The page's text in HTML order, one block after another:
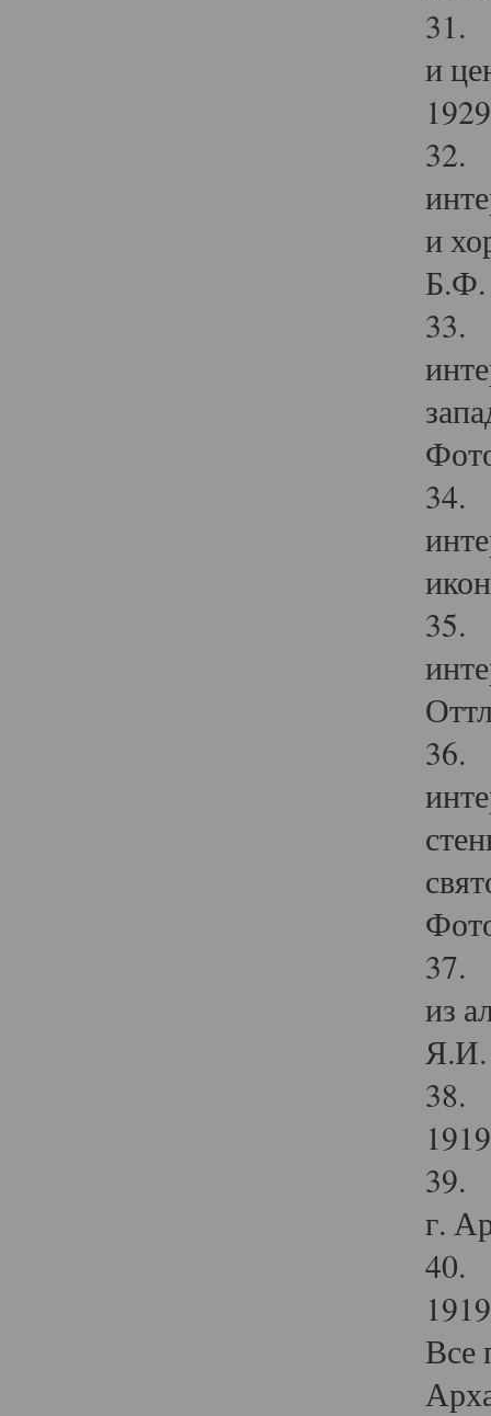
31.
и
32.
и
Б.Ф.
33.
34.
35.
36.
37.
из
Я.И.
38.
39.
г.
40.
Все